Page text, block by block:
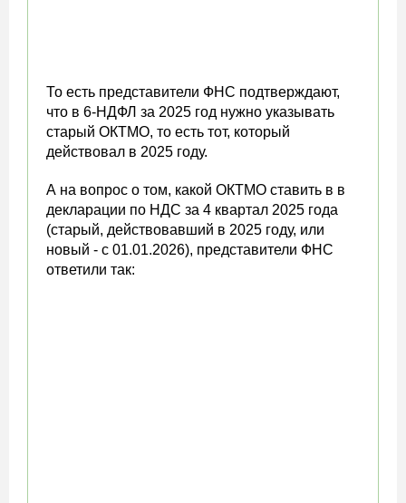
То есть представители ФНС подтверждают,
что в 6-НДФЛ за 2025 год нужно указывать
старый ОКТМО, то есть тот, который
действовал в 2025 году.
А на вопрос о том, какой ОКТМО ставить в в
декларации по НДС за 4 квартал 2025 года
(старый, действовавший в 2025 году, или
новый - с 01.01.2026), представители ФНС
ответили так: